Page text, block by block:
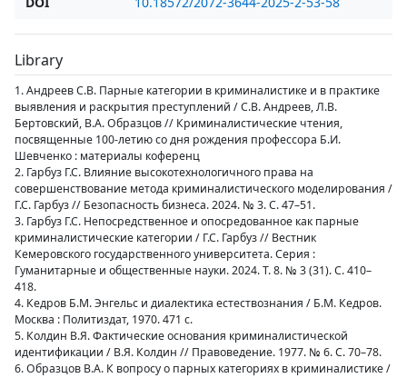
Library
1. Андреев С.В. Парные категории в криминалистике и в практике
выявления и раскрытия преступлений / С.В. Андреев, Л.В.
Бертовский, В.А. Образцов // Криминалистические чтения,
посвященные 100-летию со дня рождения профессора Б.И.
Шевченко : материалы коференц
2. Гарбуз Г.С. Влияние высокотехнологичного права на
совершенствование метода криминалистического моделирования /
Г.С. Гарбуз // Безопасность бизнеса. 2024. № 3. С. 47–51.
3. Гарбуз Г.С. Непосредственное и опосредованное как парные
криминалистические категории / Г.С. Гарбуз // Вестник
Кемеровского государственного университета. Серия :
Гуманитарные и общественные науки. 2024. Т. 8. № 3 (31). С. 410–
418.
4. Кедров Б.М. Энгельс и диалектика естествознания / Б.М. Кедров.
Москва : Политиздат, 1970. 471 с.
5. Колдин В.Я. Фактические основания криминалистической
идентификации / В.Я. Колдин // Правоведение. 1977. № 6. С. 70–78.
6. Образцов В.А. К вопросу о парных категориях в криминалистике /